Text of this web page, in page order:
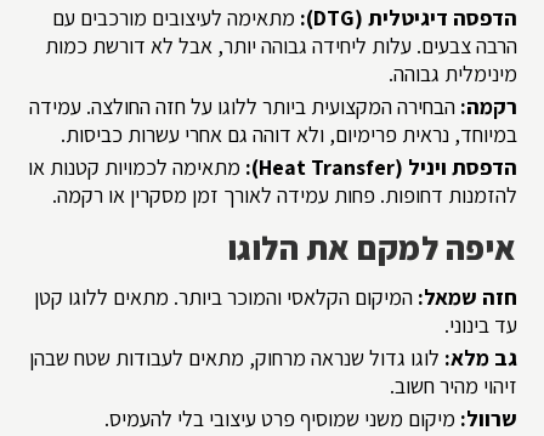
הדפסה דיגיטלית (DTG):
מתאימה לעיצובים מורכבים עם
הרבה צבעים. עלות ליחידה גבוהה יותר, אבל לא דורשת כמות
מינימלית גבוהה.
רקמה: הבחירה המקצועית ביותר ללוגו על חזה החולצה. עמידה
במיוחד, נראית פרימיום, ולא דוהה גם אחרי עשרות כביסות.
הדפסת ויניל (Heat Transfer):
מתאימה לכמויות קטנות או
להזמנות דחופות. פחות עמידה לאורך זמן מסקרין או רקמה.
איפה למקם את הלוגו
חזה שמאל: המיקום הקלאסי והמוכר ביותר. מתאים ללוגו קטן
עד בינוני.
גב מלא: לוגו גדול שנראה מרחוק, מתאים לעבודות שטח שבהן
זיהוי מהיר חשוב.
שרוול: מיקום משני שמוסיף פרט עיצובי בלי להעמיס.